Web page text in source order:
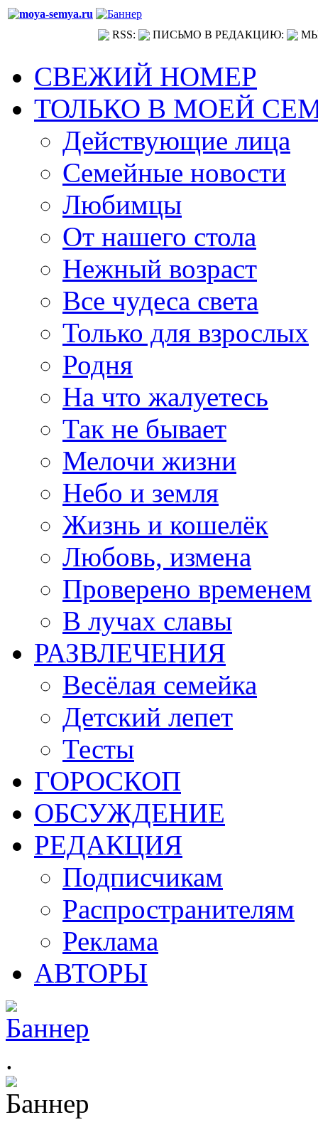
RSS: ПИСЬМО В РЕДАКЦИЮ:
СВЕЖИЙ НОМЕР
ТОЛЬКО В МОЕЙ
Действующие лица
Семейные новости
Любимцы
От нашего стола
Нежный возраст
Все чудеса света
Только для взрослых
Родня
На что жалуетесь
Так не бывает
Мелочи жизни
Небо и земля
Жизнь и кошелёк
Любовь, измена
Проверено временем
В лучах славы
РАЗВЛЕЧЕНИЯ
Весёлая семейка
Детский лепет
Тесты
ГОРОСКОП
ОБСУЖДЕНИЕ
РЕДАКЦИЯ
Подписчикам
Распространителям
Реклама
АВТОРЫ
.